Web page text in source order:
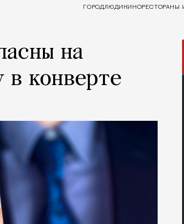
ГОРОДЛЮДИ КИНОРЕСТОРАНЫ
на
в конверте